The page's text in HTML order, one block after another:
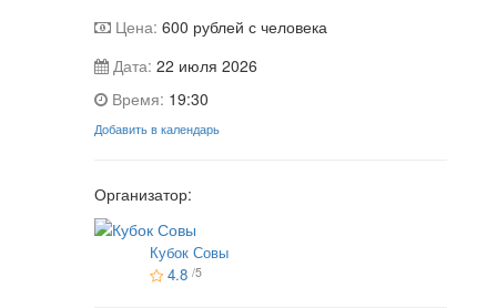
Цена: 600 рублей с человека
Дата: 22 июля 2026
Время: 19:30
Добавить в календарь
Организатор:
Кубок Совы
4.8 /5